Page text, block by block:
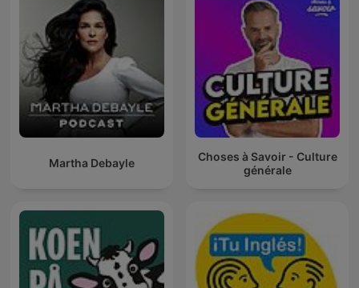
Martha Debayle
Choses à Savoir - Culture
générale